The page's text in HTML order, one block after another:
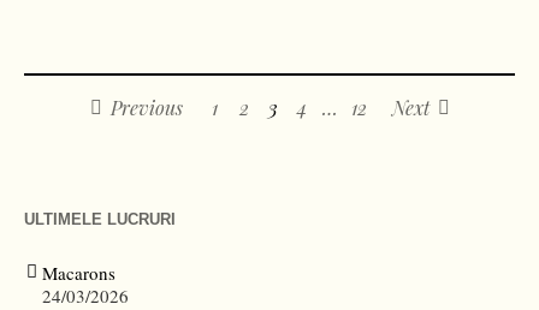
Previous 1 2 3 4 … 12 Next
ULTIMELE LUCRURI
Macarons
24/03/2026